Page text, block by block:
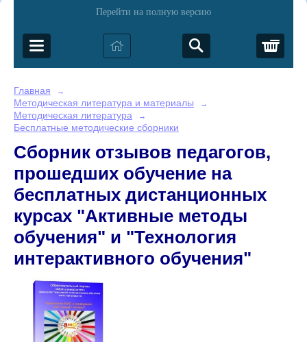
Перейти на полную версию
Главная →
Методическая литература и материалы →
Методическая литература →
Бесплатные методические сборники
Сборник отзывов педагогов,
прошедших обучение на
бесплатных дистанционных
курсах "Активные методы
обучения" и "Технология
интерактивного обучения"